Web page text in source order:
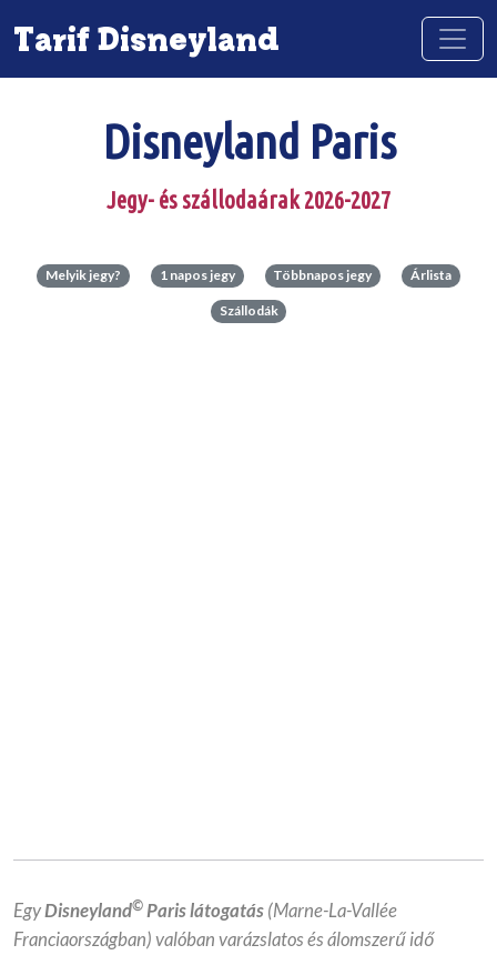
Tarif Disneyland
Disneyland Paris
Jegy- és szállodaárak 2026-2027
Melyik jegy? 1 napos jegy Többnapos jegy Árlista
Szállodák
EgyDisneyland© Paris látogatás(Marne-La-Vallée
Franciaországban) valóban varázslatos és álomszerű idő